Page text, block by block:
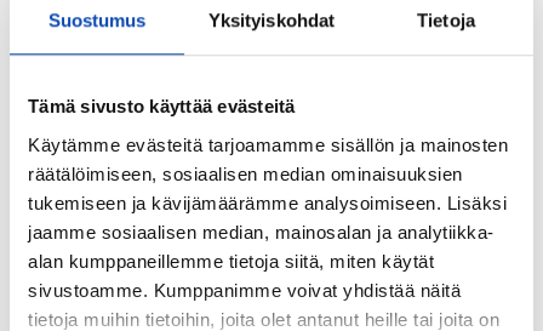
Suostumus Yksityiskohdat Tietoja
Tämä sivusto käyttää evästeitä
Käytämme evästeitä tarjoamamme sisällön ja mainosten
räätälöimiseen, sosiaalisen median ominaisuuksien
tukemiseen ja kävijämäärämme analysoimiseen. Lisäksi
jaamme sosiaalisen median, mainosalan ja analytiikka-
alan kumppaneillemme tietoja siitä, miten käytät
sivustoamme. Kumppanimme voivat yhdistää näitä
tietoja muihin tietoihin, joita olet antanut heille tai joita on
Rakennus- ja pintamateriaalit:
Betoni
Kattotyyppi:
Harjakatto